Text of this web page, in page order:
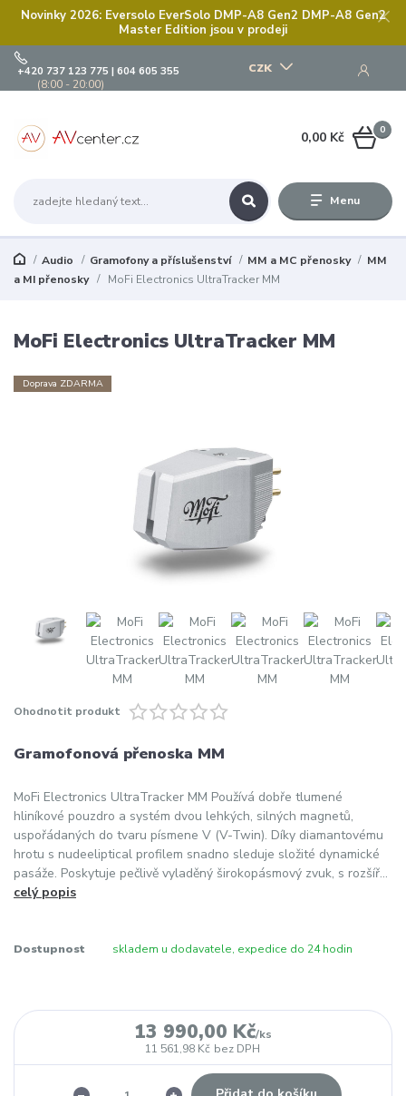
Novinky 2026: Eversolo EverSolo DMP-A8 Gen2 DMP-A8 Gen2
Master Edition jsou v prodeji
Menu
CZK
+420 737 123 775 | 604 605 355
(8:00 - 20:00)
0
0,00 Kč
Audio Gramofony a příslušenství MM a MC přenosky
MM
a MI přenosky
MoFi Electronics UltraTracker MM
MoFi Electronics UltraTracker MM
Doprava ZDARMA
Ohodnotit produkt
Gramofonová přenoska MM
MoFi Electronics UltraTracker MM Používá dobře tlumené
hliníkové pouzdro a systém dvou lehkých, silných magnetů,
uspořádaných do tvaru písmene V (V-Twin). Díky diamantovému
hrotu s nudeeliptical profilem snadno sleduje složité dynamické
pasáže. Poskytuje pečlivě vyladěný širokopásmový zvuk, s rozšíř...
celý popis
Dostupnost skladem u dodavatele, expedice do 24 hodin
13 990,00 Kč/ks
11 561,98 Kč bez DPH